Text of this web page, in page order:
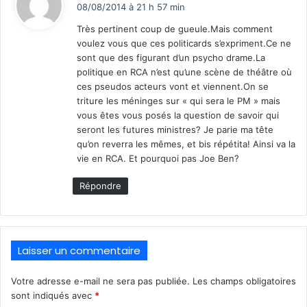
:
08/08/2014 à 21 h 57 min
Très pertinent coup de gueule.Mais comment
voulez vous que ces politicards s’expriment.Ce ne
sont que des figurant d’un psycho drame.La
politique en RCA n’est qu’une scène de théâtre où
ces pseudos acteurs vont et viennent.On se
triture les méninges sur « qui sera le PM » mais
vous êtes vous posés la question de savoir qui
seront les futures ministres? Je parie ma tête
qu’on reverra les mêmes, et bis répétita! Ainsi va la
vie en RCA. Et pourquoi pas Joe Ben?
Répondre
Laisser un commentaire
Votre adresse e-mail ne sera pas publiée. Les champs obligatoires
sont indiqués avec *